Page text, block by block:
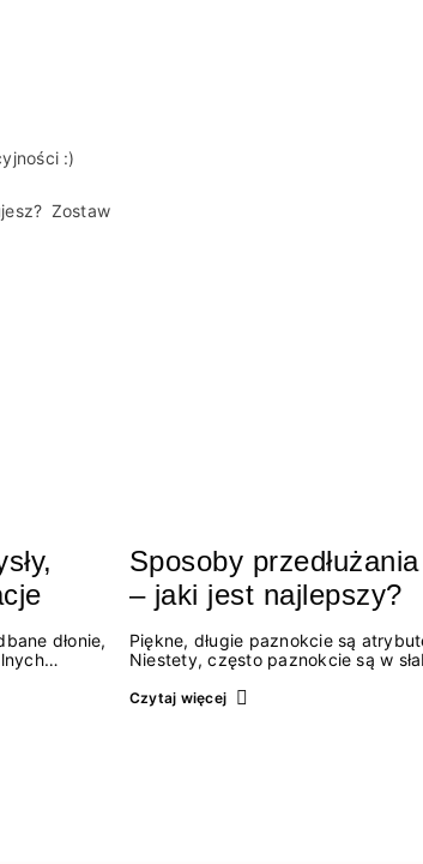
:)
Zostaw
dłonie,
Sposoby
– jaki jest najlepszy?
Piękne, długie paznokcie są
Niestety, często paznokcie są w
kłopotliwe. Na szczęście dostępne
Czytaj więcej